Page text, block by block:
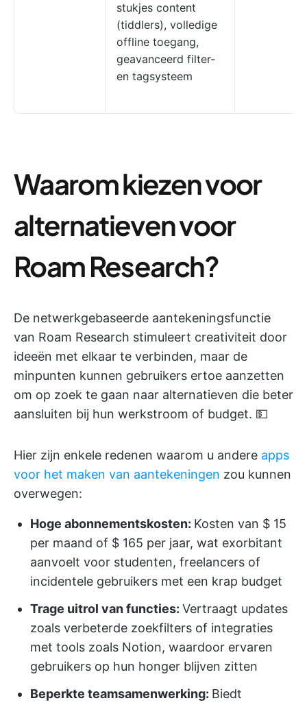
stukjes content
(tiddlers), volledige
offline toegang,
geavanceerd filter-
en tagsysteem
Waarom kiezen voor
alternatieven voor
Roam Research?
De netwerkgebaseerde aantekeningsfunctie
van Roam Research stimuleert creativiteit door
ideeën met elkaar te verbinden, maar de
minpunten kunnen gebruikers ertoe aanzetten
om op zoek te gaan naar alternatieven die beter
aansluiten bij hun werkstroom of budget. 💵
Hier zijn enkele redenen waarom u andere apps
voor het maken van aantekeningen zou kunnen
overwegen:
Hoge abonnementskosten: Kosten van $ 15
per maand of $ 165 per jaar, wat exorbitant
aanvoelt voor studenten, freelancers of
incidentele gebruikers met een krap budget
Trage uitrol van functies: Vertraagt updates
zoals verbeterde zoekfilters of integraties
met tools zoals Notion, waardoor ervaren
gebruikers op hun honger blijven zitten
Beperkte teamsamenwerking: Biedt